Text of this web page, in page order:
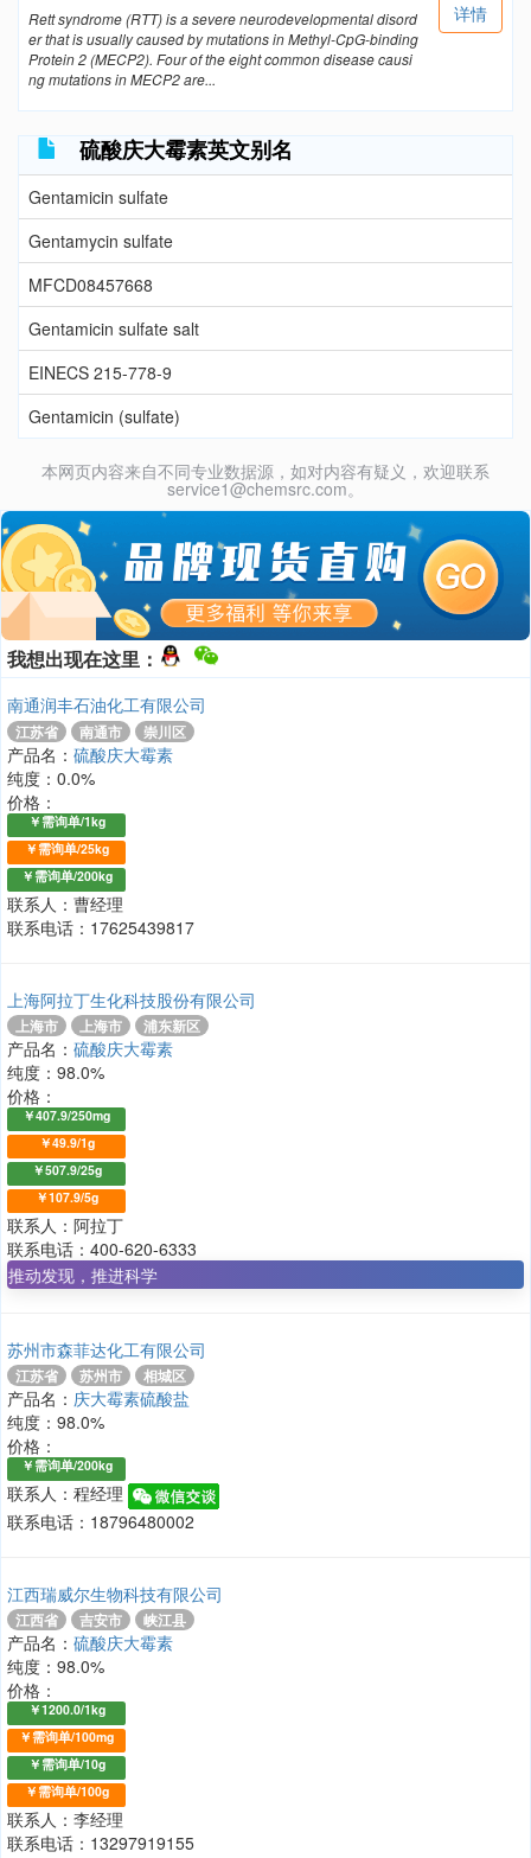
Rett syndrome (RTT) is a severe neurodevelopmental disord
er that is usually caused by mutations in Methyl-CpG-binding
Protein 2 (MECP2). Four of the eight common disease causi
ng mutations in MECP2 are...
详情
硫酸庆大霉素英文别名
Gentamicin sulfate
Gentamycin sulfate
MFCD08457668
Gentamicin sulfate salt
EINECS 215-778-9
Gentamicin (sulfate)
本网页内容来自不同专业数据源，如对内容有疑义，欢迎联系
service1@chemsrc.com。
我想出现在这里：
南通润丰石油化工有限公司
江苏省 南通市 崇川区
产品名： 硫酸庆大霉素
纯度：0.0%
价格：
￥需询单/1kg
￥需询单/25kg
￥需询单/200kg
联系人：曹经理
联系电话：17625439817
上海阿拉丁生化科技股份有限公司
上海市 上海市 浦东新区
产品名： 硫酸庆大霉素
纯度：98.0%
价格：
￥407.9/250mg
￥49.9/1g
￥507.9/25g
￥107.9/5g
联系人：阿拉丁
联系电话：400-620-6333
推进科学
苏州市森菲达化工有限公司
江苏省 苏州市 相城区
产品名： 庆大霉素硫酸盐
纯度：98.0%
价格：
￥需询单/200kg
联系人：程经理
联系电话：18796480002
江西瑞威尔生物科技有限公司
江西省 吉安市 峡江县
产品名： 硫酸庆大霉素
纯度：98.0%
价格：
￥1200.0/1kg
￥需询单/100mg
￥需询单/10g
￥需询单/100g
联系人：李经理
联系电话：13297919155